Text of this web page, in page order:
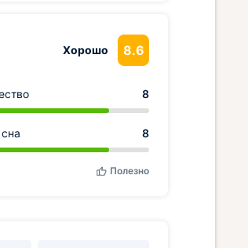
Хорошо 8.6
8
8
Полезно